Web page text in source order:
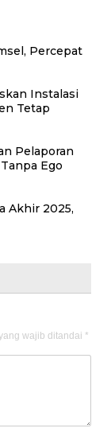
Percepat
Instalasi
Tetap
Pelaporan
Ego
Akhir 2025,
wajib ditandai *